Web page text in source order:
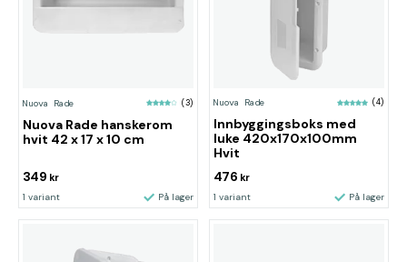
Nuova Rade (3)
Nuova Rade hanskerom
hvit 42 x 17 x 10 cm
349 kr
1 variant På lager
Nuova Rade (4)
Innbyggingsboks med
luke 420x170x100mm
Hvit
476 kr
1 variant På lager